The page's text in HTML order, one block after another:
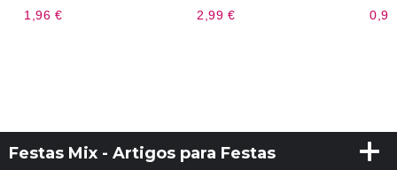
1,96 € 2,99 €
Festas Mix - Artigos para Festas